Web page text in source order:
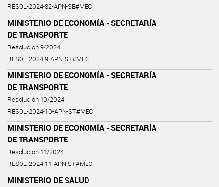
RESOL-2024-82-APN-SE#MEC
MINISTERIO DE ECONOMÍA - SECRETARÍA
DE TRANSPORTE
Resolución 9/2024
RESOL-2024-9-APN-ST#MEC
MINISTERIO DE ECONOMÍA - SECRETARÍA
DE TRANSPORTE
Resolución 10/2024
RESOL-2024-10-APN-ST#MEC
MINISTERIO DE ECONOMÍA - SECRETARÍA
DE TRANSPORTE
Resolución 11/2024
RESOL-2024-11-APN-ST#MEC
MINISTERIO DE SALUD